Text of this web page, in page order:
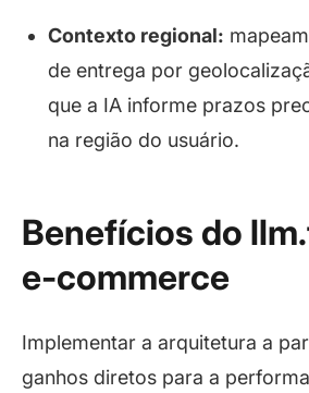
Contexto regional:
de entrega por
que a IA informe prazos
na região do usuário.
Benefícios do
e-commerce
Implementar a arquitetura a
ganhos diretos para a